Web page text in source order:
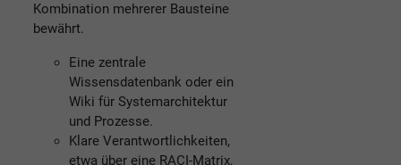
Kombination mehrerer Bausteine
bewährt.
Eine zentrale
Wissensdatenbank oder ein
Wiki für Systemarchitektur
und Prozesse.
Klare Verantwortlichkeiten,
etwa über eine RACI-Matrix,